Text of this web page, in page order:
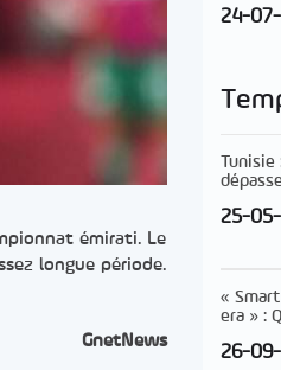
émirati. Le
longue période.
GnetNews
24-
Tunisie
25-
«
era » :
26-